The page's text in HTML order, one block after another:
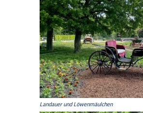
Landauer und Löwenmäulchen